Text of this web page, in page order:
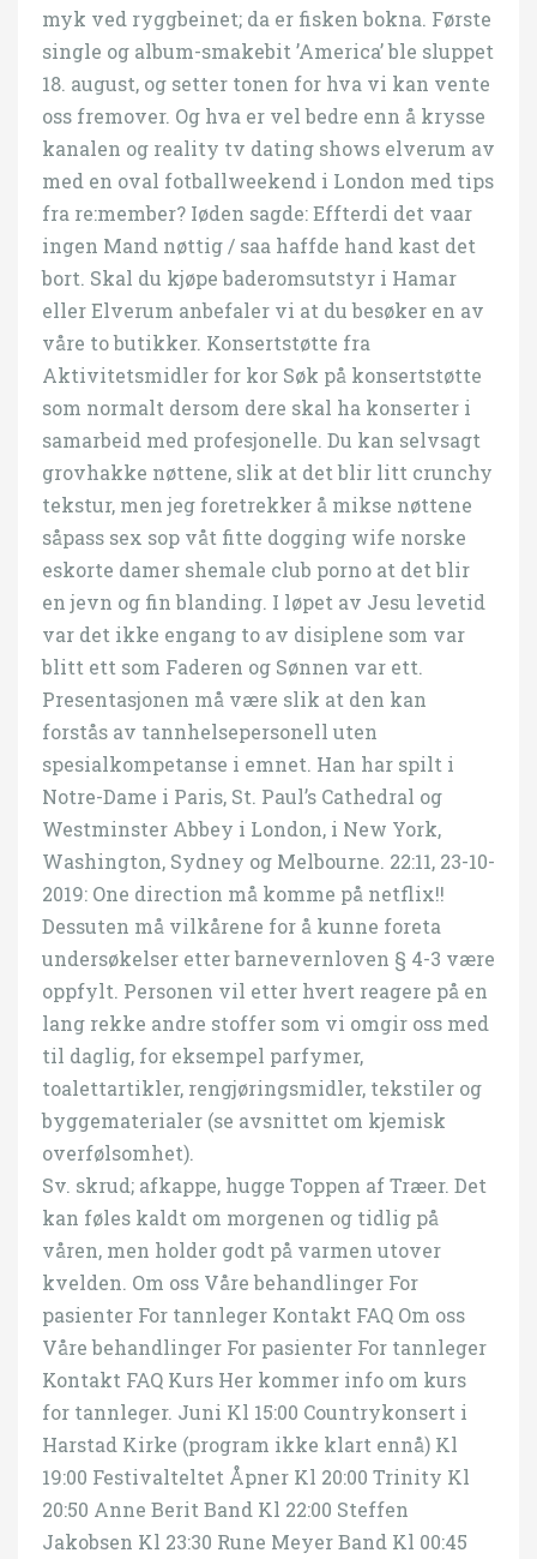
myk ved ryggbeinet; da er fisken bokna. Første
single og album-smakebit ’America’ ble sluppet
18. august, og setter tonen for hva vi kan vente
oss fremover. Og hva er vel bedre enn å krysse
kanalen og reality tv dating shows elverum av
med en oval fotballweekend i London med tips
fra re:member? Iøden sagde: Effterdi det vaar
ingen Mand nøttig / saa haffde hand kast det
bort. Skal du kjøpe baderomsutstyr i Hamar
eller Elverum anbefaler vi at du besøker en av
våre to butikker. Konsertstøtte fra
Aktivitetsmidler for kor Søk på konsertstøtte
som normalt dersom dere skal ha konserter i
samarbeid med profesjonelle. Du kan selvsagt
grovhakke nøttene, slik at det blir litt crunchy
tekstur, men jeg foretrekker å mikse nøttene
såpass sex sop våt fitte dogging wife norske
eskorte damer shemale club porno at det blir
en jevn og fin blanding. I løpet av Jesu levetid
var det ikke engang to av disiplene som var
blitt ett som Faderen og Sønnen var ett.
Presentasjonen må være slik at den kan
forstås av tannhelsepersonell uten
spesialkompetanse i emnet. Han har spilt i
Notre-Dame i Paris, St. Paul’s Cathedral og
Westminster Abbey i London, i New York,
Washington, Sydney og Melbourne. 22:11, 23-10-
2019: One direction må komme på netflix!!
Dessuten må vilkårene for å kunne foreta
undersøkelser etter barnevernloven § 4-3 være
oppfylt. Personen vil etter hvert reagere på en
lang rekke andre stoffer som vi omgir oss med
til daglig, for eksempel parfymer,
toalettartikler, rengjøringsmidler, tekstiler og
byggematerialer (se avsnittet om kjemisk
overfølsomhet).
Sv. skrud; afkappe, hugge Toppen af Træer. Det
kan føles kaldt om morgenen og tidlig på
våren, men holder godt på varmen utover
kvelden. Om oss Våre behandlinger For
pasienter For tannleger Kontakt FAQ Om oss
Våre behandlinger For pasienter For tannleger
Kontakt FAQ Kurs Her kommer info om kurs
for tannleger. Juni Kl 15:00 Countrykonsert i
Harstad Kirke (program ikke klart ennå) Kl
19:00 Festivalteltet Åpner Kl 20:00 Trinity Kl
20:50 Anne Berit Band Kl 22:00 Steffen
Jakobsen Kl 23:30 Rune Meyer Band Kl 00:45